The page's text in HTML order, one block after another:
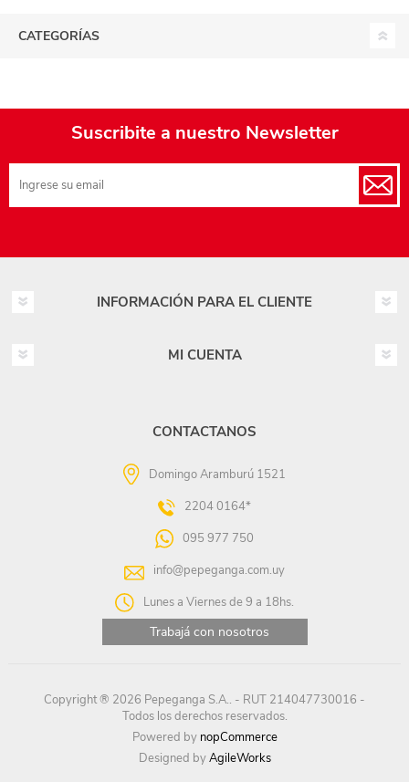
CATEGORÍAS
Suscribite a nuestro Newsletter
INFORMACIÓN PARA EL CLIENTE
MI CUENTA
CONTACTANOS
Domingo Aramburú 1521
2204 0164*
095 977 750
info@pepeganga.com.uy
Lunes a Viernes de 9 a 18hs.
Trabajá con nosotros
Copyright ® 2026 Pepeganga S.A.. - RUT 214047730016 -
Todos los derechos reservados.
Powered by nopCommerce
Designed byAgileWorks